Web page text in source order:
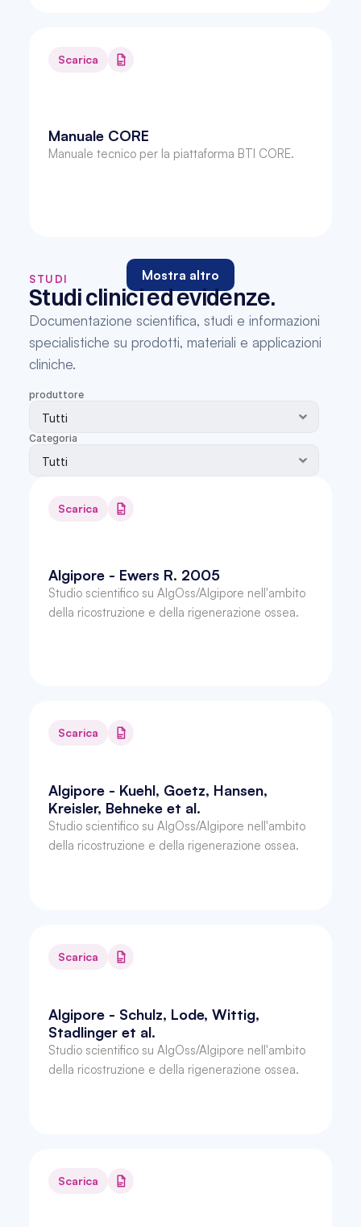
Scarica
Manuale CORE
Manuale tecnico per la piattaforma BTI CORE.
Mostra altro
STUDI
Studi clinici ed evidenze.
Documentazione scientifica, studi e informazioni
specialistiche su prodotti, materiali e applicazioni
cliniche.
produttore
Categoria
Scarica
Algipore - Ewers R. 2005
Studio scientifico su AlgOss/Algipore nell'ambito
della ricostruzione e della rigenerazione ossea.
Scarica
Algipore - Kuehl, Goetz, Hansen,
Kreisler, Behneke et al.
Studio scientifico su AlgOss/Algipore nell'ambito
della ricostruzione e della rigenerazione ossea.
Scarica
Algipore - Schulz, Lode, Wittig,
Stadlinger et al.
Studio scientifico su AlgOss/Algipore nell'ambito
della ricostruzione e della rigenerazione ossea.
Scarica